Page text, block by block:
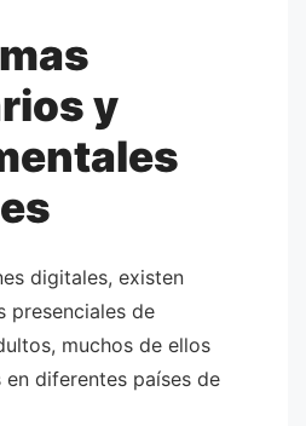
y
digitales, existen
presenciales de
muchos de ellos
diferentes países de